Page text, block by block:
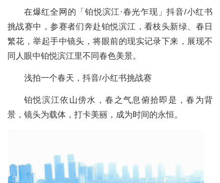
在爆红全网的「铂悦滨江·春光乍现」抖音/小红书
挑战赛中，参赛者们奔赴铂悦滨江，看枝头新绿、春日
繁花，举起手中镜头，将眼前的现实记录下来，展现不
同人眼中铂悦滨江里不同春色美景。
浅拍一个春天，抖音/小红书挑战赛
铂悦滨江依山傍水，春之气息俯拾即是，春为背
景，镜头为载体，打卡美丽，成为时间的永恒。